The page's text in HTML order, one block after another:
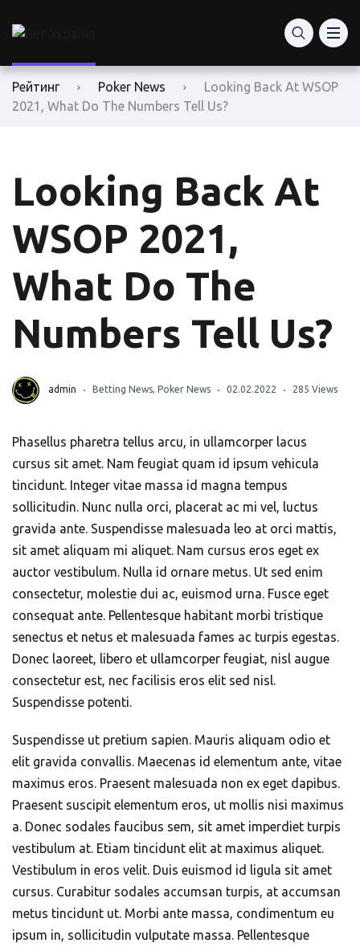
Рейтинг Poker News
Looking Back At WSOP
2021, What Do The Numbers Tell Us?
Looking Back At
WSOP 2021,
What Do The
Numbers Tell Us?
admin Betting News, Poker News 02.02.2022 285 Views
Phasellus pharetra tellus arcu, in ullamcorper lacus
cursus sit amet. Nam feugiat quam id ipsum vehicula
tincidunt. Integer vitae massa id magna tempus
sollicitudin. Nunc nulla orci, placerat ac mi vel, luctus
gravida ante. Suspendisse malesuada leo at orci mattis,
sit amet aliquam mi aliquet. Nam cursus eros eget ex
auctor vestibulum. Nulla id ornare metus. Ut sed enim
consectetur, molestie dui ac, euismod urna. Fusce eget
consequat ante. Pellentesque habitant morbi tristique
senectus et netus et malesuada fames ac turpis egestas.
Donec laoreet, libero et ullamcorper feugiat, nisl augue
consectetur est, nec facilisis eros elit sed nisl.
Suspendisse potenti.
Suspendisse ut pretium sapien. Mauris aliquam odio et
elit gravida convallis. Maecenas id elementum ante, vitae
maximus eros. Praesent malesuada non ex eget dapibus.
Praesent suscipit elementum eros, ut mollis nisi maximus
a. Donec sodales faucibus sem, sit amet imperdiet turpis
vestibulum at. Etiam tincidunt elit at maximus aliquet.
Vestibulum in eros velit. Duis euismod id ligula sit amet
cursus. Curabitur sodales accumsan turpis, at accumsan
metus tincidunt ut. Morbi ante massa, condimentum eu
ipsum in, sollicitudin vulputate massa. Pellentesque